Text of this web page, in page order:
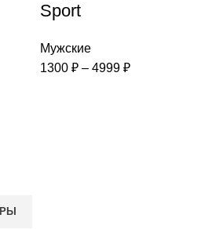
Sport
Мужские
1300 ₽ – 4999 ₽Диапазон